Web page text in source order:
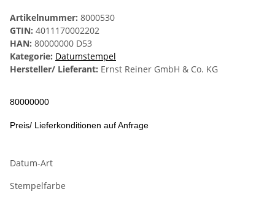
Artikelnummer: 8000530
GTIN: 4011170002202
HAN: 80000000 D53
Kategorie: Datumstempel
Hersteller/ Lieferant: Ernst Reiner GmbH & Co. KG
80000000
Preis/ Lieferkonditionen auf Anfrage
Datum-Art
Stempelfarbe